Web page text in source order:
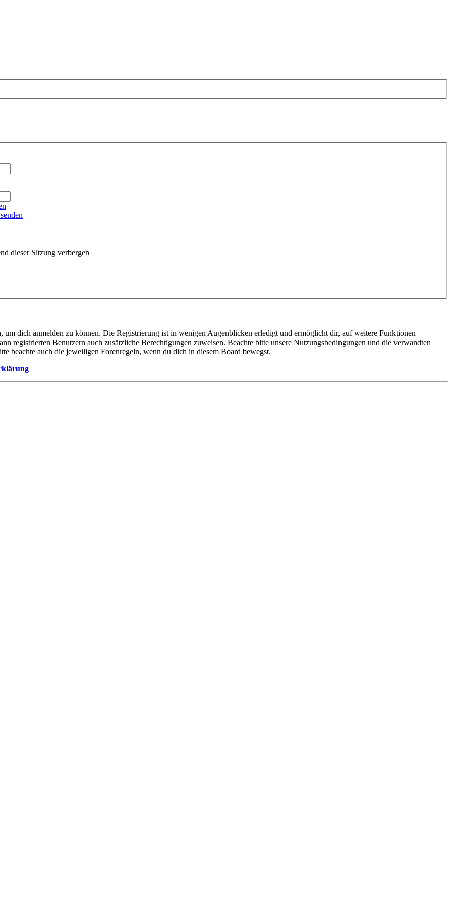
dieser Sitzung verbergen
um dich anmelden zu können. Die Registrierung ist in wenigen Augenblicken erledigt und ermöglicht dir, auf weitere Funktionen
registrierten Benutzern auch zusätzliche Berechtigungen zuweisen. Beachte bitte unsere Nutzungsbedingungen und die verwandten
beachte auch die jeweiligen Forenregeln, wenn du dich in diesem Board bewegst.